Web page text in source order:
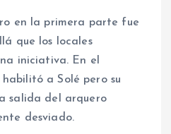
en la primera parte fue
que los locales
iniciativa. En el
a Solé pero su
salida del arquero
desviado.